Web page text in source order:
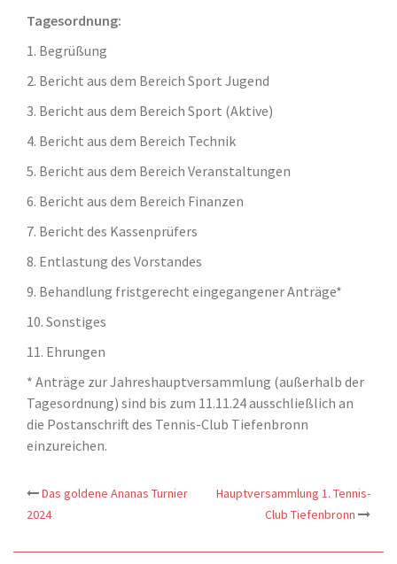
Tagesordnung:
1. Begrüßung
2. Bericht aus dem Bereich Sport Jugend
3. Bericht aus dem Bereich Sport (Aktive)
4. Bericht aus dem Bereich Technik
5. Bericht aus dem Bereich Veranstaltungen
6. Bericht aus dem Bereich Finanzen
7. Bericht des Kassenprüfers
8. Entlastung des Vorstandes
9. Behandlung fristgerecht eingegangener Anträge*
10. Sonstiges
11. Ehrungen
* Anträge zur Jahreshauptversammlung (außerhalb der
Tagesordnung) sind bis zum 11.11.24 ausschließlich an
die Postanschrift des Tennis-Club Tiefenbronn
einzureichen.
Beitrags-
Navigation
Das goldene Ananas Turnier
2024
Hauptversammlung 1. Tennis-
Club Tiefenbronn